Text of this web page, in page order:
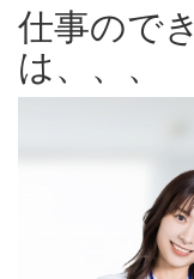
仕事ので
は、、、